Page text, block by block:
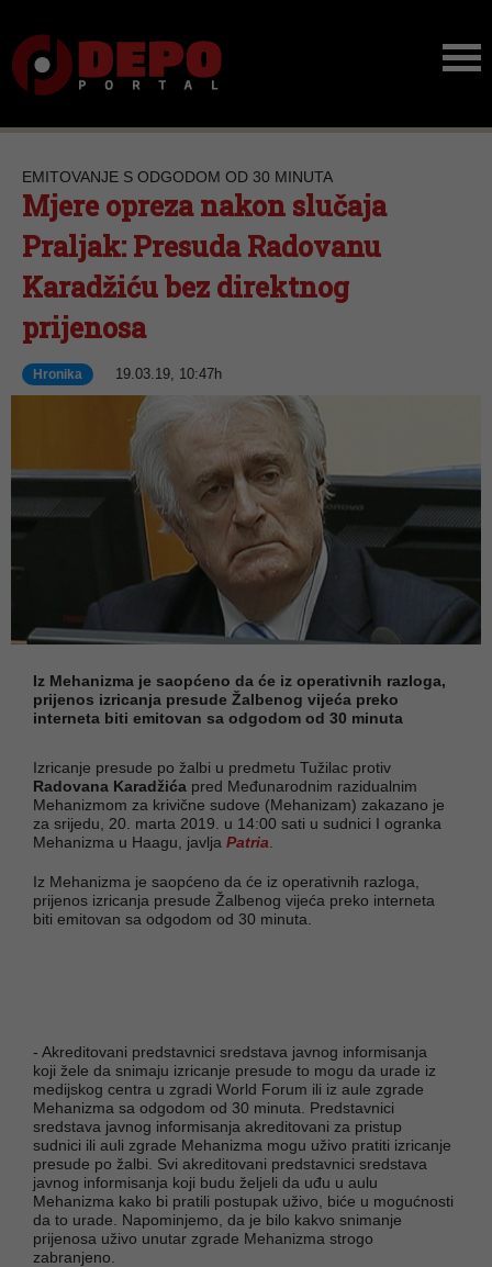
EMITOVANJE S ODGODOM OD 30 MINUTA
Mjere opreza nakon slučaja
Praljak: Presuda Radovanu
Karadžiću bez direktnog
prijenosa
Hronika 19.03.19, 10:47h
Iz Mehanizma je saopćeno da će iz operativnih razloga,
prijenos izricanja presude Žalbenog vijeća preko
interneta biti emitovan sa odgodom od 30 minuta
Izricanje presude po žalbi u predmetu Tužilac protiv
Radovana Karadžića pred Međunarodnim razidualnim
Mehanizmom za krivične sudove (Mehanizam) zakazano je
za srijedu, 20. marta 2019. u 14:00 sati u sudnici I ogranka
Mehanizma u Haagu, javlja Patria
Iz Mehanizma je saopćeno da će iz operativnih razloga,
prijenos izricanja presude Žalbenog vijeća preko interneta
biti emitovan sa odgodom od 30 minuta.
- Akreditovani predstavnici sredstava javnog informisanja
koji žele da snimaju izricanje presude to mogu da urade iz
medijskog centra u zgradi World Forum ili iz aule zgrade
Mehanizma sa odgodom od 30 minuta. Predstavnici
sredstava javnog informisanja akreditovani za pristup
sudnici ili auli zgrade Mehanizma mogu uživo pratiti izricanje
presude po žalbi. Svi akreditovani predstavnici sredstava
javnog informisanja koji budu željeli da uđu u aulu
Mehanizma kako bi pratili postupak uživo, biće u mogućnosti
da to urade. Napominjemo, da je bilo kakvo snimanje
prijenosa uživo unutar zgrade Mehanizma strogo
zabranjeno.